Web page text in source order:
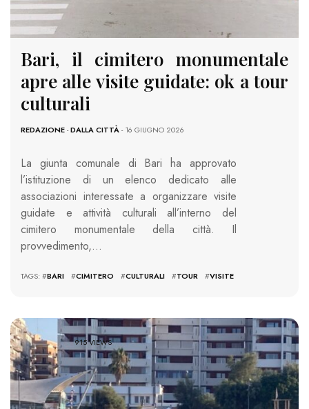
Bari, il cimitero monumentale
apre alle visite guidate: ok a tour
culturali
REDAZIONE-DALLA CITTÀ- 16 GIUGNO 2026
La giunta comunale di Bari ha approvato
l’istituzione di un elenco dedicato alle
associazioni interessate a organizzare visite
guidate e attività culturali all’interno del
cimitero monumentale della città. Il
provvedimento,…
TAGS: #BARI #CIMITERO #CULTURALI #TOUR #VISITE
915 VIEWS